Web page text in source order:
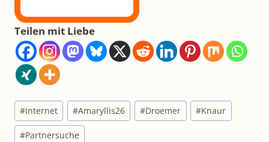
Teilen mit Liebe
Schlagworte:
#Internet #Amaryllis26 #Droemer #Knaur
#Partnersuche